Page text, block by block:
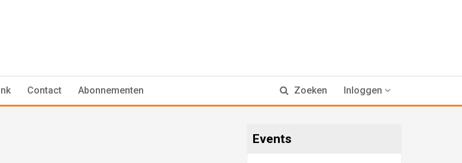
Contact Abonnementen Zoeken Inloggen
Events